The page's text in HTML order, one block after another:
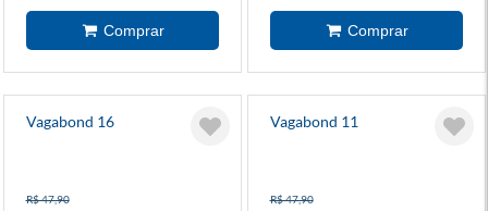
Vagabond 16
R$ 47,90
Vagabond 11
R$ 47,90